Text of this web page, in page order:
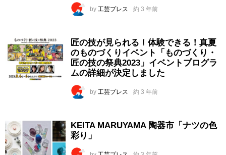
by 工芸プレス 約 3 年前
匠の技が見られる！体験できる！真夏
のものづくりイベント「ものづくり・
匠の技の祭典2023」イベントプログラ
ムの詳細が決定しました
by 工芸プレス 約 3 年前
KEITA MARUYAMA 陶器市「ナツの色
彩り」